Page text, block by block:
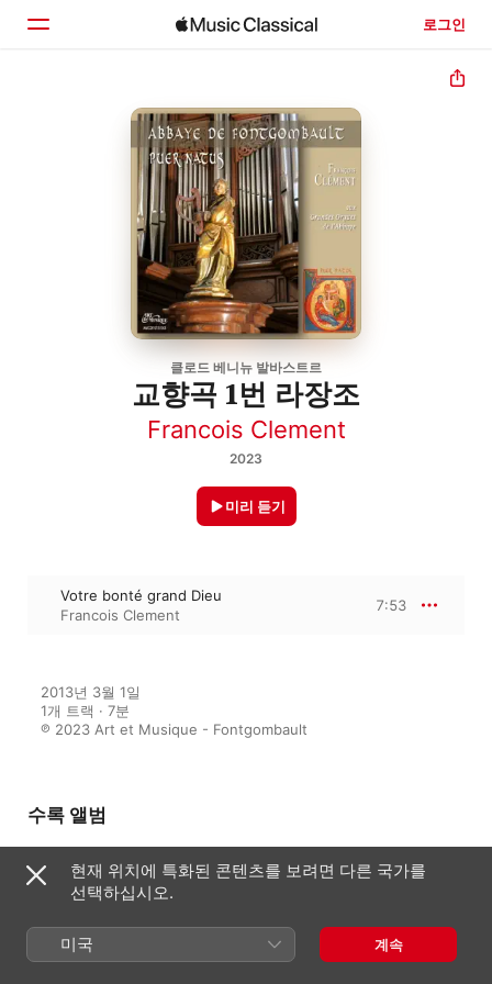
로그인
둘러보기
클로드 베니뉴 발바스트르
교향곡 1번 라장조
Francois Clement
2023
미리 듣기
Votre bonté grand Dieu
Francois Clement
7:53
2013년 3월 1일
1개 트랙 · 7분
℗ 2023 Art et Musique - Fontgombault
수록 앨범
Puer natus in Bethlehem -
Grandes Orgues de l'Abbaye
Notre Dame de Fontgombault
Francois Clement
현재 위치에 특화된 콘텐츠를 보려면 다른 국가를
선택하십시오.
미국 계속